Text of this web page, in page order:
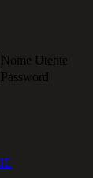
Nome Utente
Password